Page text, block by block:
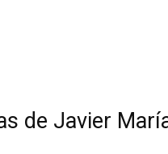
de Javier